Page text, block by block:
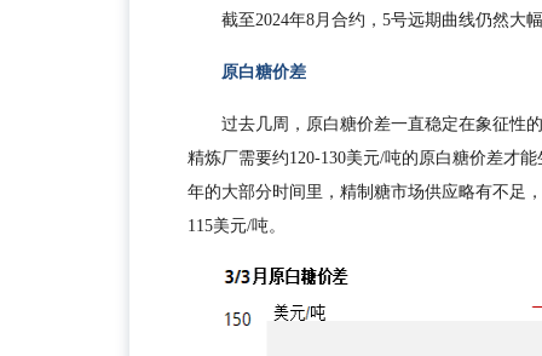
截至2024年8月合约，5号远期曲线仍然大
原白糖价差
过去几周，原白糖价差一直稳定在象征性
精炼厂需要约120-130美元/吨的原白糖价差才
年的大部分时间里，精制糖市场供应略有不足
115美元/吨。